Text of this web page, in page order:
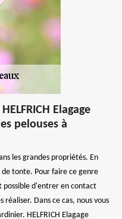
Elagage
pelouses à
les grandes propriétés. En
tonte. Pour faire ce genre
possible d'entrer en contact
Dans ce cas, nous vous
HELFRICH Elagage